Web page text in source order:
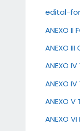
edital-
ANEXO II
ANEXO III
ANEXO
ANEXO
ANEXO V
ANEXO